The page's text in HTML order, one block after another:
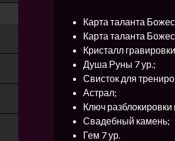
Карта таланта
Карта таланта
Кристалл
Душа Руны 7 ур.;
Свисток для
Астрал;
Ключ разблокировки
Свадебный камень;
Гем 7 ур.
NEW